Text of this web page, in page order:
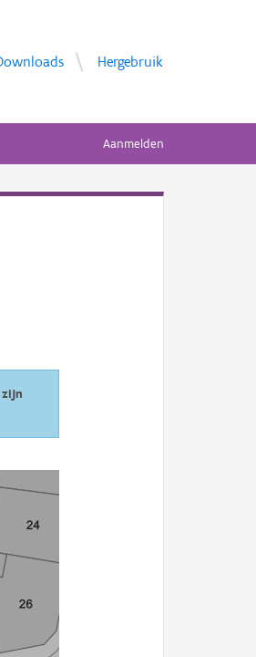
Hergebruik
Aanmelden
zijn